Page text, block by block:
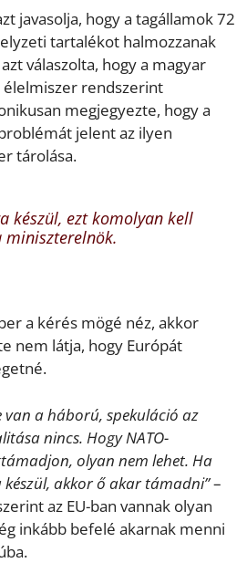
javasolja, hogy a tagállamok 72
tartalékot halmozzanak
válaszolta, hogy a magyar
rendszerint
megjegyezte, hogy a
jelent az ilyen
tárolása.
készül, ezt komolyan kell
miniszterelnök.
a kérés mögé néz, akkor
nem látja, hogy Európát
van a háború, spekuláció az
nincs. Hogy NATO-
olyan nem lehet. Ha
akkor ő akar támadni”–
az EU-ban vannak olyan
inkább befelé akarnak menni